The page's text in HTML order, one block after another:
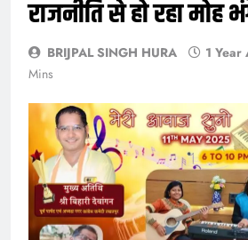
राजनीति से हो रहा मोह
BRIJPAL SINGH HURA 1 Year
Mins